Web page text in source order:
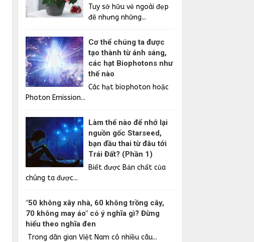
Tuy sở hữu vẻ ngoài đẹp
đẽ nhưng những...
Cơ thể chúng ta được
tạo thành từ ánh sáng,
các hạt Biophotons như
thế nào
Các hạt biophoton hoặc
Photon Emission...
Làm thế nào để nhớ lại
nguồn gốc Starseed,
bạn đầu thai từ đâu tới
Trái Đất? (Phần 1)
Biết được Bản chất của
chúng ta được...
"50 không xây nhà, 60 không trồng cây,
70 không may áo" có ý nghĩa gì? Đừng
hiểu theo nghĩa đen
Trong dân gian Việt Nam có nhiều câu...